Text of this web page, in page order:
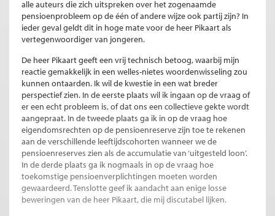
alle auteurs die zich uitspreken over het zogenaamde
pensioenprobleem op de één of andere wijze ook partij zijn? In
ieder geval geldt dit in hoge mate voor de heer Pikaart als
vertegenwoordiger van jongeren.
De heer Pikaart geeft een vrij technisch betoog, waarbij mijn
reactie gemakkelijk in een welles-nietes woordenwisseling zou
kunnen ontaarden. Ik wil de kwestie in een wat breder
perspectief zien. In de eerste plaats wil ik ingaan op de vraag of
er een echt probleem is, of dat ons een collectieve gekte wordt
aangepraat. In de tweede plaats ga ik in op de vraag hoe
eigendomsrechten op de pensioenreserve zijn toe te rekenen
aan de verschillende leeftijdscohorten wanneer we de
pensioenreserves zien als de accumulatie van ‘uitgesteld loon’.
In de derde plaats ga ik nogmaals in op de vraag hoe
toekomstige pensioenverplichtingen moeten worden
gewaardeerd. Tenslotte geef ik aandacht aan enige losse
beweringen van de heer Pikaart, die mij discutabel lijken.